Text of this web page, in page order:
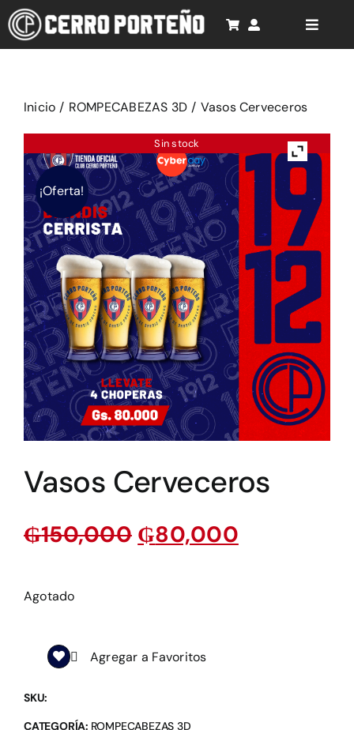
Saltar
al
contenido
Toggle
Cancionero
Productos
Soporte
Inicio / ROMPECABEZAS 3D / Vasos Cerveceros
Sin stock
¡Oferta!
Vasos Cerveceros
₲150,000 ₲80,000
Agotado
Agregar a Favoritos
SKU:
CATEGORÍA: ROMPECABEZAS 3D